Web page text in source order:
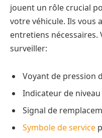
jouent un rôle crucial
votre véhicule. Ils vous
entretiens nécessaires.
surveiller:
Voyant de pression
Indicateur de
Signal de
Symbole de service